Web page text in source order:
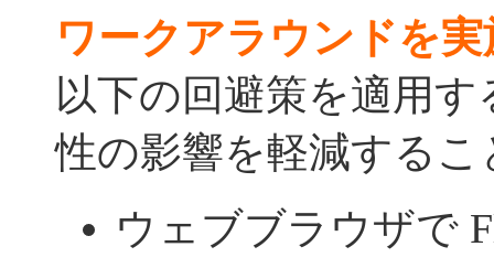
ワークアラウンドを
以下の回避策を適用
性の影響を軽減する
ウェブブラウザで